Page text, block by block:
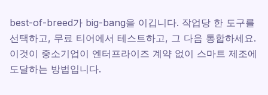
best-of-breed가 big-bang을 이깁니다. 작업당 한 도구를
선택하고, 무료 티어에서 테스트하고, 그 다음 통합하세요.
이것이 중소기업이 엔터프라이즈 계약 없이 스마트 제조에
도달하는 방법입니다.